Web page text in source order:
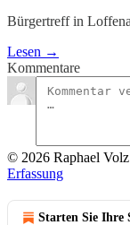
Bürgertreff in
Lesen →
Kommentare
© 2026 Raphael Volz
Erfassung
Starten Sie Ihre